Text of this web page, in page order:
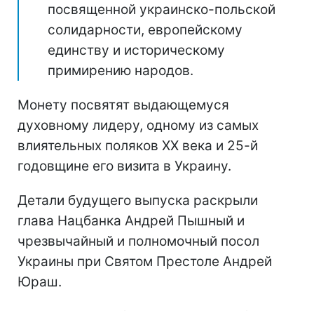
посвященной украинско-польской
солидарности, европейскому
единству и историческому
примирению народов.
Монету посвятят выдающемуся
духовному лидеру, одному из самых
влиятельных поляков ХХ века и 25-й
годовщине его визита в Украину.
Детали будущего выпуска раскрыли
глава Нацбанка Андрей Пышный и
чрезвычайный и полномочный посол
Украины при Святом Престоле Андрей
Юраш.